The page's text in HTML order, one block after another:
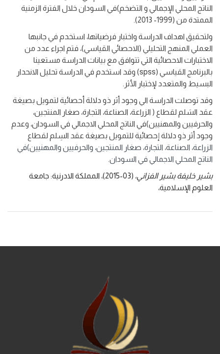
الناتج المحلي الإجمالي و التضخم)في السودان خلال الفترة الزمنية
الممتدة من (1999- 2013).
ولتحقيق اهداف الدراسة واختبار فرضياتها، استخدم في جانبها
العملي المنهج التحليلي (الاحصائي القياسي)، فتم اجراء عدد من
الاختبارات الاحصائية التي تتوافق مع بيانات الدراسة مستعينا
بالبرنامج القياسي (spss) وقد استخدم في الدراسة تحليل الانحدار
البسيط والمتعدد لإختبار الأثر.
وقد توصلت الدراسة الي وجود أثر ذو دلالة أحصائية لتمويل بصيغة
عقد السَلم لقطاع ( الزراعة، الصناعة، التجارة، صغار المنتجين،
والحرفيين والمهنيين)في الناتج المحلي الاجمالي في السودان، وعدم
وجود أثر ذو دلالة إحصائية للتمويل بصيغة عقد السِلم لقطاع
الزراعة، الصناعة، التجارة، صغار المنتجين، والحرفيين والمهنيين)في
الناتج المحلي الاجمالي في السودان.
بشير خليفة بشير الفزاني، (03-2015)،
المملكة الادرنية: جامعة
العلوم الإسلامية،